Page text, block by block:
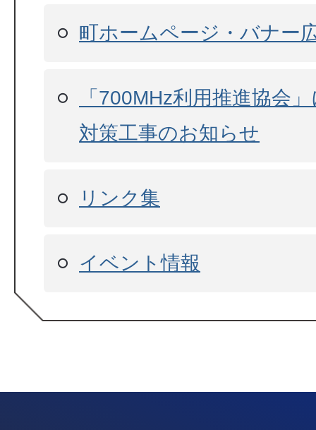
町ホームページ・バナー
「700MHz利用推進協会
対策工事のお知らせ
リンク集
イベント情報